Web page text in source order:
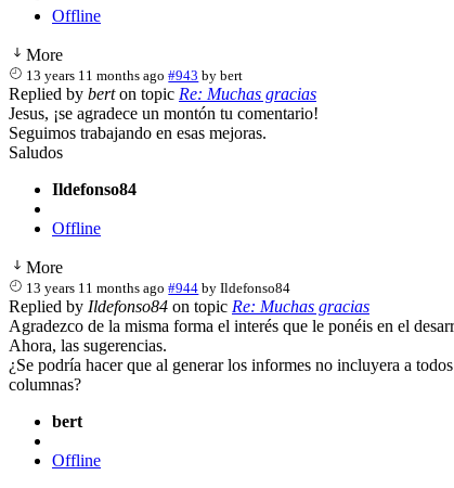
Offline
More
13 years 11 months ago #943 bybert
Replied by berton topic Re: Muchas gracias
Jesus, ¡se agradece un montón tu comentario!
Seguimos trabajando en esas mejoras.
Saludos
Ildefonso84
Offline
More
13 years 11 months ago #944 byIldefonso84
Replied by Ildefonso84 on topic Re: Muchas gracias
Agradezco de la misma forma el interés que le ponéis en el
Ahora, las sugerencias.
¿Se podría hacer que al generar los informes no incluyera a
columnas?
bert
Offline